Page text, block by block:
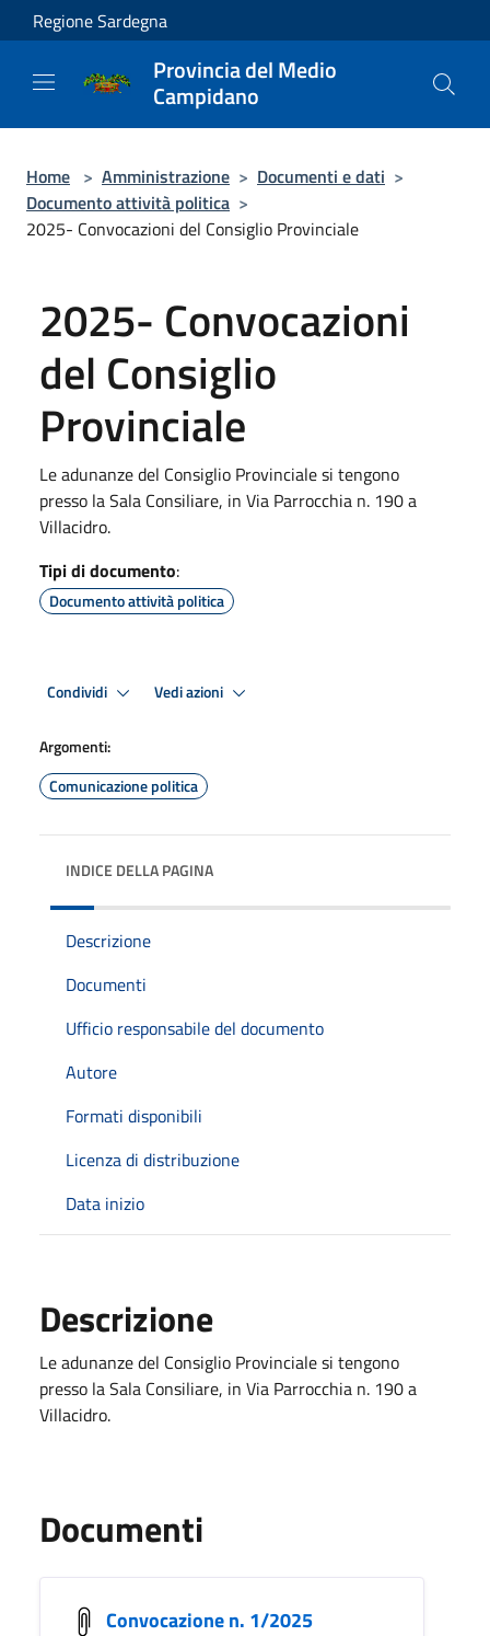
Salta al contenuto principale
Regione Sardegna
Provincia del Medio
Campidano
Home > Amministrazione > Documenti e dati >
Documento attività politica >
2025- Convocazioni del Consiglio Provinciale
2025- Convocazioni
del Consiglio
Provinciale
Le adunanze del Consiglio Provinciale si tengono
presso la Sala Consiliare, in Via Parrocchia n. 190 a
Villacidro.
Tipi di documento:
Documento attività politica
Condividi Vedi azioni
Argomenti:
Comunicazione politica
INDICE DELLA PAGINA
Descrizione
Documenti
Ufficio responsabile del documento
Autore
Formati disponibili
Licenza di distribuzione
Data inizio
Descrizione
Le adunanze del Consiglio Provinciale si tengono
presso la Sala Consiliare, in Via Parrocchia n. 190 a
Villacidro.
Documenti
Convocazione n. 1/2025